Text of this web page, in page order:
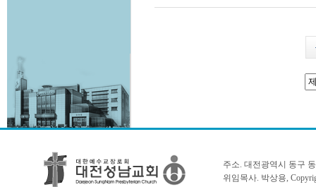
주소. 대전광역시 동구 동
위임목사. 박상용,